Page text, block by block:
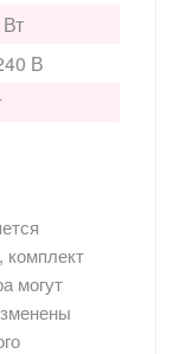
В
комплект
могут